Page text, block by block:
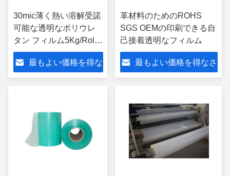
30mic薄く熱い溶解受諾
可能な透明なポリウレ
タン フィルム5Kg/Roll
OEM
最もよい価格を得な
革材料のためのROHS
SGS OEMの印刷できる自
己接着透明なフィルム
最もよい価格を得なさ